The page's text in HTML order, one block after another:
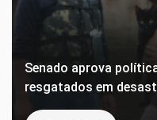
Senado aprova
resgatados em